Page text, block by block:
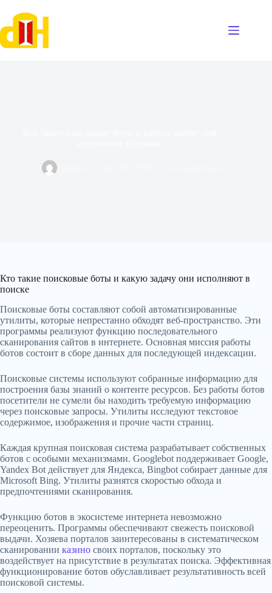
content
Кто такие поисковые боты и какую задачу они исполняют в
поиске
Поисковые боты составляют собой автоматизированные
утилиты, которые непрестанно обходят веб-пространство. Эти
программы реализуют функцию последовательного
сканирования сайтов в интернете. Основная миссия работы
ботов состоит в сборе данных для последующей индексации.
Поисковые системы используют собранные информацию для
построения базы знаний о контенте ресурсов. Без работы ботов
посетители не сумели бы находить требуемую информацию
через поисковые запросы. Утилиты исследуют текстовое
содержимое, изображения и прочие части страниц.
Каждая крупная поисковая система разрабатывает собственных
ботов с особыми механизмами. Googlebot поддерживает Google,
Yandex Bot действует для Яндекса, Bingbot собирает данные для
Microsoft Bing. Утилиты разнятся скоростью обхода и
предпочтениями сканирования.
Функцию ботов в экосистеме интернета невозможно
переоценить. Программы обеспечивают свежесть поисковой
выдачи. Хозяева порталов заинтересованы в систематическом
сканировании казино своих порталов, поскольку это
воздействует на присутствие в результатах поиска. Эффективная
функционирование ботов обуславливает результативность всей
поисковой системы.